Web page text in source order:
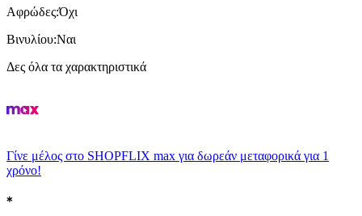
Αφρώδες:Όχι
Βινυλίου:Ναι
Δες όλα τα χαρακτηριστικά
Γίνε μέλος στο SHOPFLIX max για δωρεάν μεταφορικά για 1
χρόνο!